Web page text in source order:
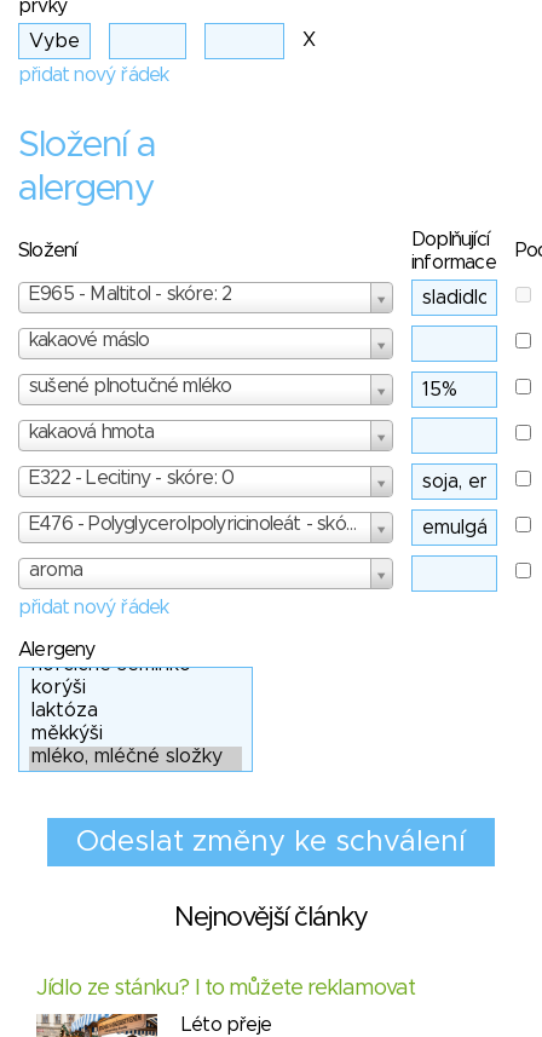
prvky
X
přidat nový řádek
Složení a
alergeny
Složení
Doplňující
informace
E965 - Maltitol - skóre: 2
kakaové máslo
sušené plnotučné mléko
kakaová hmota
E322 - Lecitiny - skóre: 0
E476 - Polyglycerolpolyricinoleát - skóre: 3
aroma
přidat nový řádek
Alergeny
Nejnovější články
Jídlo ze stánku? I to můžete reklamovat
Léto přeje